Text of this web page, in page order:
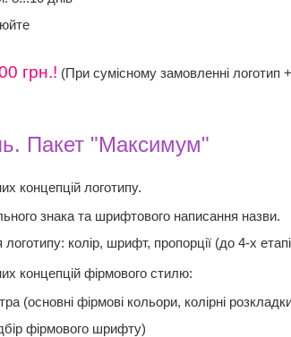
грн.! (При сумісному замовленні логотип
Пакет "Максимум"
концепцій логотипу.
знака та шрифтового написання назви.
колір, шрифт, пропорції (до 4-х
концепцій фірмового стилю:
(основні фірмові кольори, колірні
фірмового шрифту)